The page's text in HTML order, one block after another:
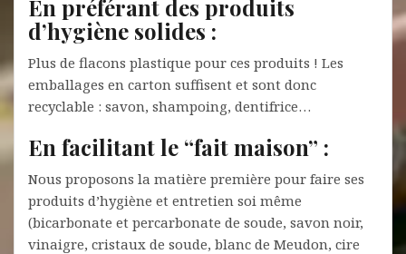
En préférant des produits
d’hygiène solides :
Plus de flacons plastique pour ces produits ! Les
emballages en carton suffisent et sont donc
recyclable : savon, shampoing, dentifrice…
En facilitant le “fait maison” :
Nous proposons la matière première pour faire ses
produits d’hygiène et entretien soi même
(bicarbonate et percarbonate de soude, savon noir,
vinaigre, cristaux de soude, blanc de Meudon, cire